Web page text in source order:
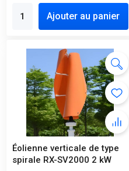
Ajouter au panier
Éolienne verticale de type
spirale RX-SV2000 2 kW